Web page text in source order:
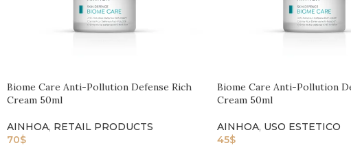
Biome Care Anti-Pollution Defense Rich
Cream 50ml
AINHOA, RETAIL PRODUCTS
70$
Biome Care Anti-Pollution
Cream 50ml
AINHOA, USO ESTETICO
45$